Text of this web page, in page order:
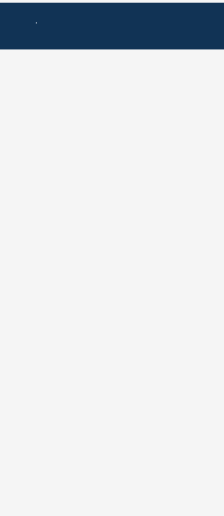
.